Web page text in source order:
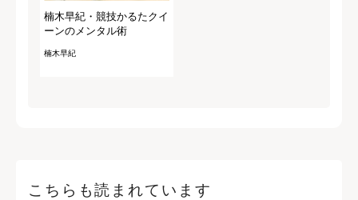
楠木早紀・競技かるたクイ
ーンのメンタル術
楠木早紀
こちらも読まれています